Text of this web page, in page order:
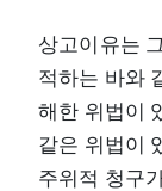
상고이유는
적하는 바와
해한 위법이
같은 위법이
주위적 청구